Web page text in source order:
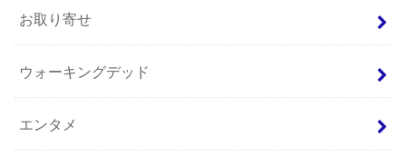
お取り寄せ
ウォーキングデッド
エンタメ